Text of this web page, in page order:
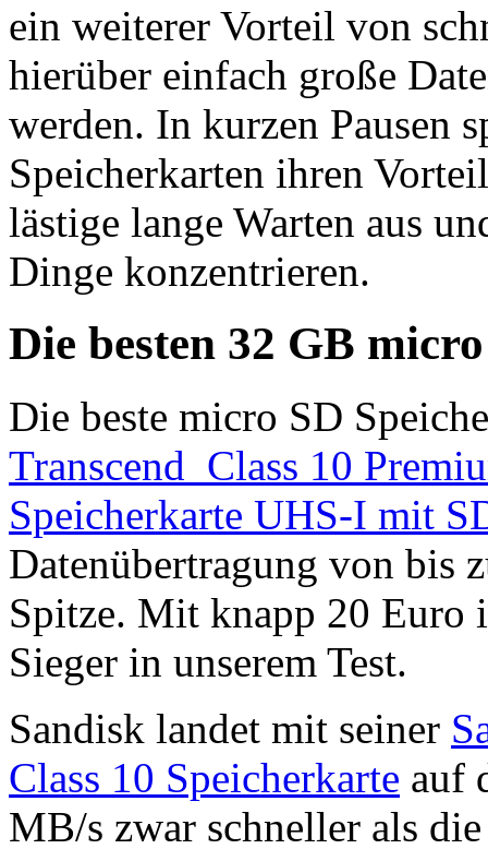
ein weiterer Vorteil von
hierüber einfach große
werden. In kurzen Pausen
Speicherkarten ihren
lästige lange Warten aus
Dinge konzentrieren.
Die besten 32 GB
Die beste micro SD
Transcend Class 10
Speicherkarte UHS-I mit
Datenübertragung von bis
Spitze. Mit knapp 20 Euro
Sieger in unserem Test.
Sandisk landet mit seiner
Class 10 Speicherkarte auf
MB/s zwar schneller als